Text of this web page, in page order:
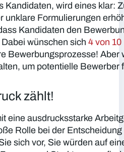
Kandidaten, wird eines klar:
unklare Formulierungen
Kandidaten den
wünschen sich 4 von 10
Bewerbungsprozesse! Aber
um potentielle Bewerber
zählt!
eine ausdrucksstarke
Rolle bei der
sich vor, Sie würden auf